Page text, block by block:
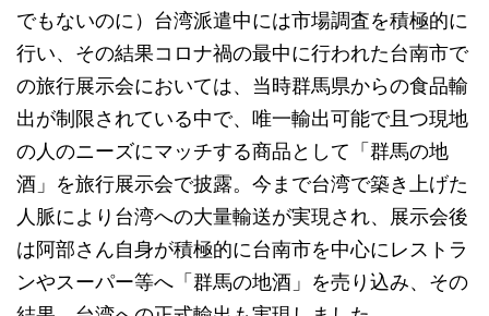
でもないのに）台湾派遣中には市場調査を積極的に
行い、その結果コロナ禍の最中に行われた台南市で
の旅行展示会においては、当時群馬県からの食品輸
出が制限されている中で、唯一輸出可能で且つ現地
の人のニーズにマッチする商品として「群馬の地
酒」を旅行展示会で披露。今まで台湾で築き上げた
人脈により台湾への大量輸送が実現され、展示会後
は阿部さん自身が積極的に台南市を中心にレストラ
ンやスーパー等へ「群馬の地酒」を売り込み、その